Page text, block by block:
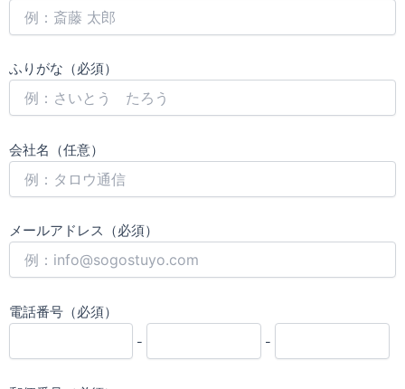
ふりがな（必須）
会社名（任意）
メールアドレス（必須）
電話番号（必須）
-
-